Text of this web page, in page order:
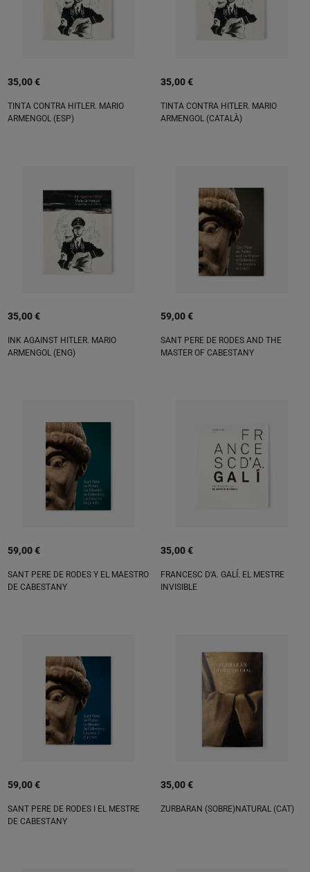
35,00 €
TINTA CONTRA HITLER. MARIO
ARMENGOL (ESP)
35,00 €
TINTA CONTRA HITLER. MARIO
ARMENGOL (CATALÀ)
35,00 €
INK AGAINST HITLER. MARIO
ARMENGOL (ENG)
59,00 €
SANT PERE DE RODES AND THE
MASTER OF CABESTANY
59,00 €
SANT PERE DE RODES Y EL MAESTRO
DE CABESTANY
35,00 €
FRANCESC D'A. GALÍ. EL MESTRE
INVISIBLE
59,00 €
SANT PERE DE RODES I EL MESTRE
DE CABESTANY
35,00 €
ZURBARAN (SOBRE)NATURAL (CAT)